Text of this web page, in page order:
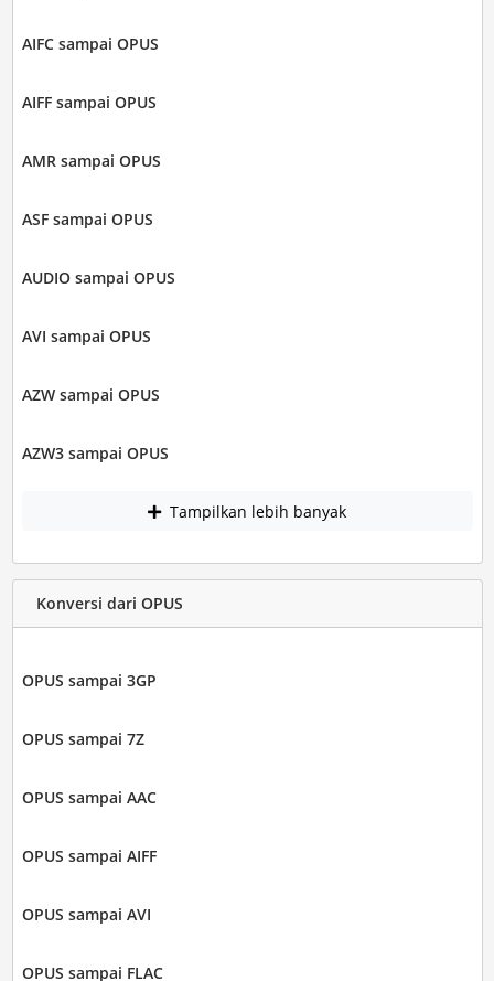
AIFC sampai OPUS
AIFF sampai OPUS
AMR sampai OPUS
ASF sampai OPUS
AUDIO sampai OPUS
AVI sampai OPUS
AZW sampai OPUS
AZW3 sampai OPUS
Tampilkan lebih banyak
Konversi dari OPUS
OPUS sampai 3GP
OPUS sampai 7Z
OPUS sampai AAC
OPUS sampai AIFF
OPUS sampai AVI
OPUS sampai FLAC